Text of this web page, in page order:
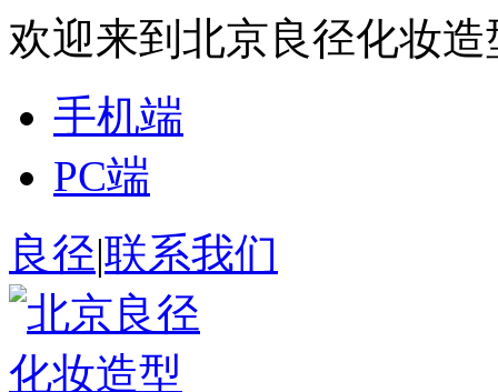
欢迎来到北京良径化妆
手机端
PC端
良径|联系我们